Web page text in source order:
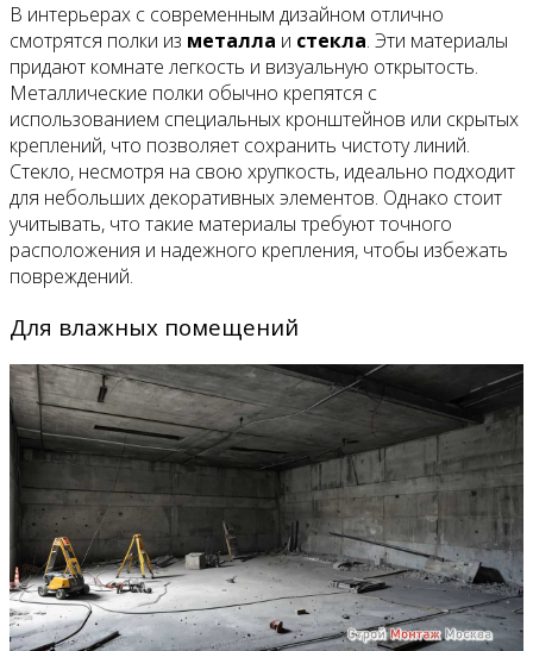
В интерьерах с современным дизайном отлично
смотрятся полки из металла и стекла. Эти материалы
придают комнате легкость и визуальную открытость.
Металлические полки обычно крепятся с
использованием специальных кронштейнов или скрытых
креплений, что позволяет сохранить чистоту линий.
Стекло, несмотря на свою хрупкость, идеально подходит
для небольших декоративных элементов. Однако стоит
учитывать, что такие материалы требуют точного
расположения и надежного крепления, чтобы избежать
повреждений.
Для влажных помещений